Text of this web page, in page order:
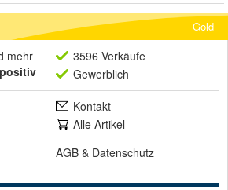
Gold
mehr
3596 Verkäufe
Gewerblich
Kontakt
Alle Artikel
AGB & Datenschutz